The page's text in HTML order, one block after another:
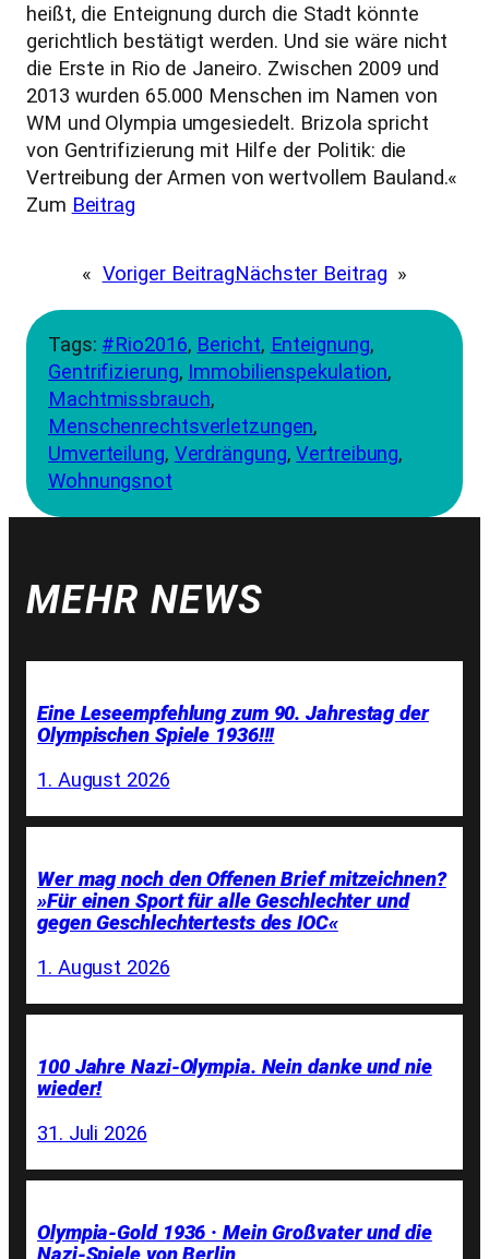
heißt, die Enteignung durch die Stadt könnte
gerichtlich bestätigt werden. Und sie wäre nicht
die Erste in Rio de Janeiro. Zwischen 2009 und
2013 wurden 65.000 Menschen im Namen von
WM und Olympia umgesiedelt. Brizola spricht
von Gentrifizierung mit Hilfe der Politik: die
Vertreibung der Armen von wertvollem Bauland.«
Zum Beitrag
« Voriger BeitragNächster Beitrag »
Tags: #Rio2016, Bericht, Enteignung
Gentrifizierung, Immobilienspekulation
Machtmissbrauch
Menschenrechtsverletzungen
Umverteilung, Verdrängung, Vertreibung
Wohnungsnot
MEHR NEWS
Eine Leseempfehlung zum 90. Jahrestag der
Olympischen Spiele 1936!!!
1. August 2026
Wer mag noch den Offenen Brief mitzeichnen?
»Für einen Sport für alle Geschlechter und
gegen Geschlechtertests des IOC«
1. August 2026
100 Jahre Nazi-Olympia. Nein danke und nie
wieder!
31. Juli 2026
Olympia-Gold 1936 · Mein Großvater und die